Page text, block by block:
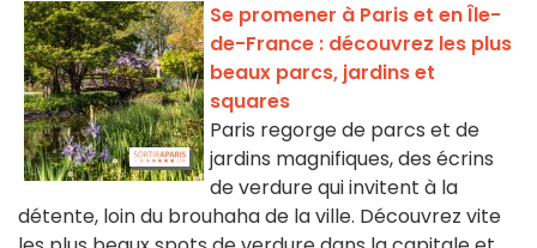
Se promener à Paris et en Île-
de-France : découvrez les plus
beaux parcs, jardins et
squares
Paris regorge de parcs et de
jardins magnifiques, des écrins
de verdure qui invitent à la
détente, loin du brouhaha de la ville. Découvrez vite